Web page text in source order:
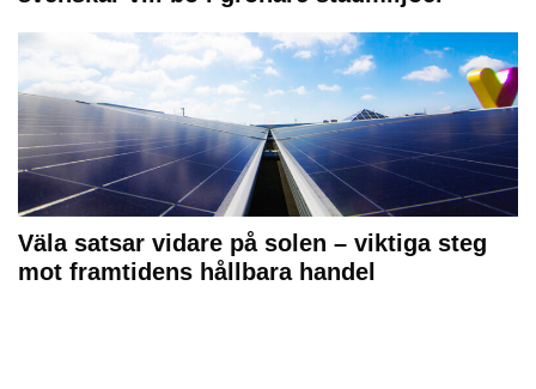
Väla satsar vidare på solen – viktiga steg
mot framtidens hållbara handel